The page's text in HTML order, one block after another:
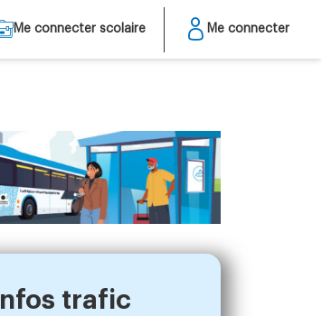
Infos trafic
Me connecter scolaire Me connecter